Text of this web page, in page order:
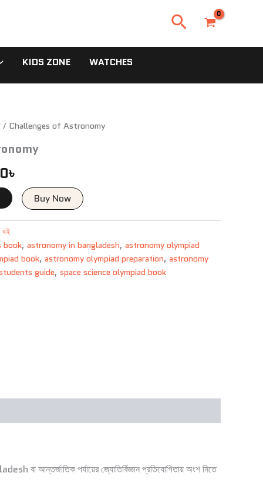
Search
KIDS ZONE WATCHES
/ Challenges of Astronomy
.
৳
Current
price
420.00৳ .
Buy Now
বই
book, astronomy in bangladesh, astronomy olympiad
book, astronomy olympiad preparation, astronomy
guide, space science olympiad book
বা আন্তর্জাতিক পর্যায়ের জ্যোতির্বিজ্ঞান প্রতিযোগিতায় অংশ নিতে